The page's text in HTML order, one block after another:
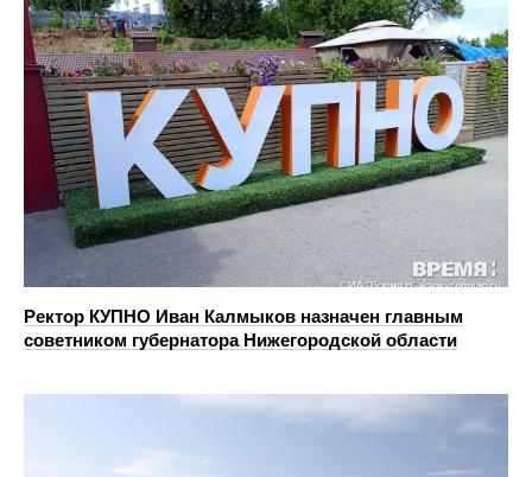
Ректор КУПНО Иван Калмыков назначен главным
советником губернатора Нижегородской области